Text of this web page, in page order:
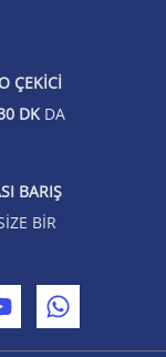
ÇEKICI
DKDA
BARIŞ
BIR